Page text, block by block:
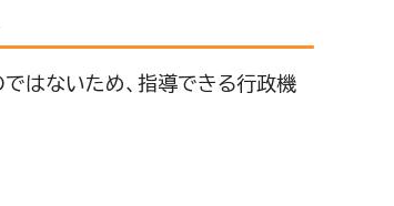
はないため、指導できる行政機